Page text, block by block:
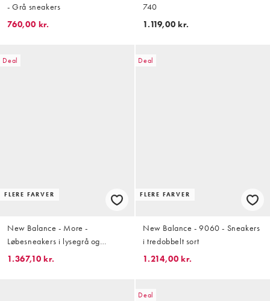
- Grå sneakers
760,00 kr.
740
1.119,00 kr.
Deal
FLERE FARVER
New Balance - More -
Løbesneakers i lysegrå og
orange
1.367,10 kr.
Deal
FLERE FARVER
New Balance - 9060 - Sneakers
i tredobbelt sort
1.214,00 kr.
Deal